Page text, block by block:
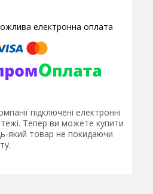
підключені електронні
Тепер ви можете купити
який товар не покидаючи